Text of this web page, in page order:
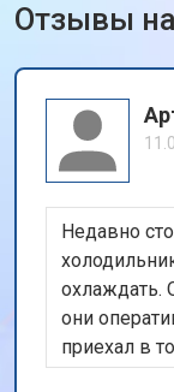
Отзывы
Недавно
охлаждать.
они
приехал в
устранил